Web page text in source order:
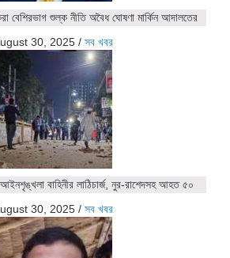
বেশিরভাগ শুল্ক নীতি অবৈধ ঘোষণা মার্কিন আদালতের
30, 2025 / সব খবর
বাহিনীর লাঠিচার্জ, নুর-রাশেদসহ আহত ৫০
30, 2025 / সব খবর